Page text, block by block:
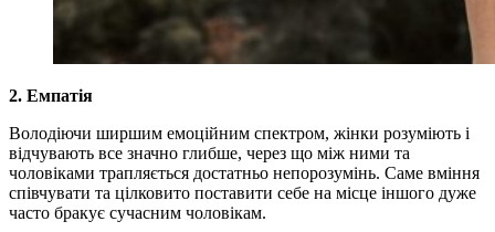
2. Емпатія
Володіючи ширшим емоційним спектром, жінки розуміють і
відчувають все значно глибше, через що між ними та
чоловіками трапляється достатньо непорозумінь. Саме вміння
співчувати та цілковито поставити себе на місце іншого дуже
часто бракує сучасним чоловікам.